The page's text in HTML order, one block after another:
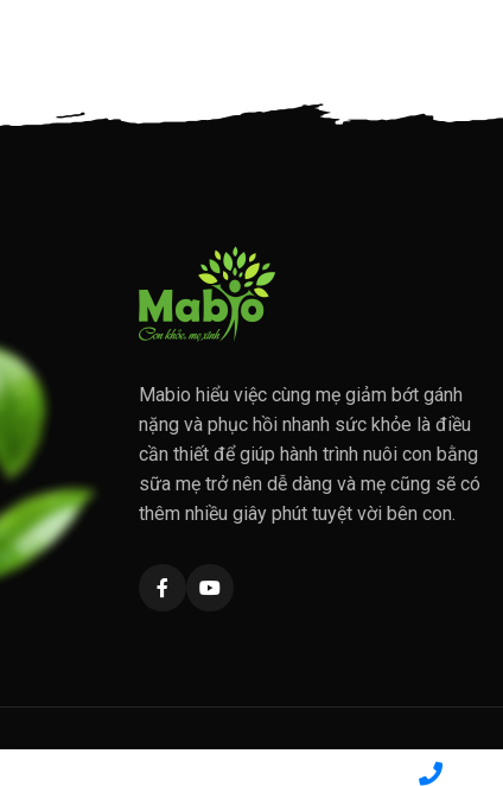
Mabio hiểu việc cùng mẹ giảm bớt gánh
nặng và phục hồi nhanh sức khỏe là điều
cần thiết để giúp hành trình nuôi con bằng
sữa mẹ trở nên dễ dàng và mẹ cũng sẽ có
thêm nhiều giây phút tuyệt vời bên con.